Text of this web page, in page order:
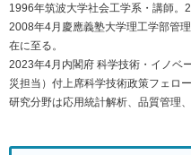
1996年筑波大学社会工学系・講師。
2008年4月慶應義塾大学理工学部管
在に至る。
2023年4月内閣府 科学技術・イノベ
災担当）付上席科学技術政策フェロー
研究分野は応用統計解析、品質管理